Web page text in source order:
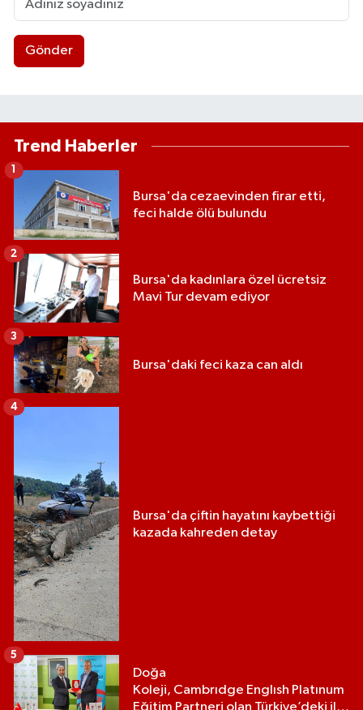
Gönder
Trend Haberler
Bursa'da cezaevinden firar etti,
feci halde ölü bulundu
1
Bursa'da kadınlara özel ücretsiz
Mavi Tur devam ediyor
2
Bursa'daki feci kaza can aldı
3
Bursa'da çiftin hayatını kaybettiği
kazada kahreden detay
4
Doğa
Koleji, Cambrıdge Englısh Platınum
5